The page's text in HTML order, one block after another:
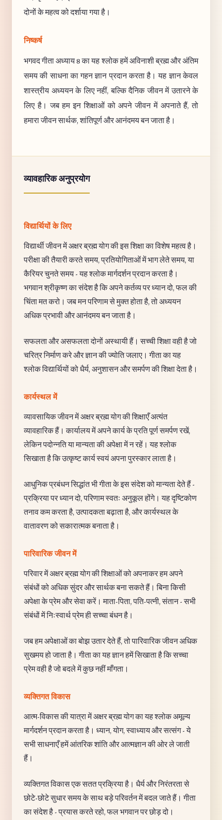
दोनों के महत्व को दर्शाया गया है।
निष्कर्ष
भगवद गीता अध्याय 8 का यह श्लोक हमें अविनाशी ब्रह्म और अंतिम
समय की साधना का गहन ज्ञान प्रदान करता है। यह ज्ञान केवल
शास्त्रीय अध्ययन के लिए नहीं, बल्कि दैनिक जीवन में उतारने के
लिए है। जब हम इन शिक्षाओं को अपने जीवन में अपनाते हैं, तो
हमारा जीवन सार्थक, शांतिपूर्ण और आनंदमय बन जाता है।
व्यावहारिक अनुप्रयोग
विद्यार्थियों के लिए
विद्यार्थी जीवन में अक्षर ब्रह्म योग की इस शिक्षा का विशेष महत्व है।
परीक्षा की तैयारी करते समय, प्रतियोगिताओं में भाग लेते समय, या
कैरियर चुनते समय - यह श्लोक मार्गदर्शन प्रदान करता है।
भगवान श्रीकृष्ण का संदेश है कि अपने कर्तव्य पर ध्यान दो, फल की
चिंता मत करो। जब मन परिणाम से मुक्त होता है, तो अध्ययन
अधिक प्रभावी और आनंदमय बन जाता है।
सफलता और असफलता दोनों अस्थायी हैं। सच्ची शिक्षा वही है जो
चरित्र निर्माण करे और ज्ञान की ज्योति जलाए। गीता का यह
श्लोक विद्यार्थियों को धैर्य, अनुशासन और समर्पण की शिक्षा देता है।
कार्यस्थल में
व्यावसायिक जीवन में अक्षर ब्रह्म योग की शिक्षाएँ अत्यंत
व्यावहारिक हैं। कार्यालय में अपने कार्य के प्रति पूर्ण समर्पण रखें,
लेकिन पदोन्नति या मान्यता की अपेक्षा में न रहें। यह श्लोक
सिखाता है कि उत्कृष्ट कार्य स्वयं अपना पुरस्कार लाता है।
आधुनिक प्रबंधन सिद्धांत भी गीता के इस संदेश को मान्यता देते हैं -
प्रक्रिया पर ध्यान दो, परिणाम स्वतः अनुकूल होंगे। यह दृष्टिकोण
तनाव कम करता है, उत्पादकता बढ़ाता है, और कार्यस्थल के
वातावरण को सकारात्मक बनाता है।
पारिवारिक जीवन में
परिवार में अक्षर ब्रह्म योग की शिक्षाओं को अपनाकर हम अपने
संबंधों को अधिक सुंदर और सार्थक बना सकते हैं। बिना किसी
अपेक्षा के प्रेम और सेवा करें। माता-पिता, पति-पत्नी, संतान - सभी
संबंधों में निःस्वार्थ प्रेम ही सच्चा बंधन है।
जब हम अपेक्षाओं का बोझ उतार देते हैं, तो पारिवारिक जीवन अधिक
सुखमय हो जाता है। गीता का यह ज्ञान हमें सिखाता है कि सच्चा
प्रेम वही है जो बदले में कुछ नहीं माँगता।
व्यक्तिगत विकास
आत्म-विकास की यात्रा में अक्षर ब्रह्म योग का यह श्लोक अमूल्य
मार्गदर्शन प्रदान करता है। ध्यान, योग, स्वाध्याय और सत्संग - ये
सभी साधनाएँ हमें आंतरिक शांति और आत्मज्ञान की ओर ले जाती
हैं।
व्यक्तिगत विकास एक सतत प्रक्रिया है। धैर्य और निरंतरता से
छोटे-छोटे सुधार समय के साथ बड़े परिवर्तन में बदल जाते हैं। गीता
का संदेश है - प्रयास करते रहो, फल भगवान पर छोड़ दो।